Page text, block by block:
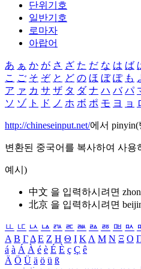
단위기호
일반기호
로마자
아랍어
あ ぁ か が さ ざ た だ な は ば
こ ご そ ぞ と ど の ほ ぼ ぽ も
ア ァ カ サ ザ タ ダ ナ ハ バ パ
ソ ゾ ト ド ノ ホ ボ ポ モ ヨ ョ
http://chineseinput.net/에서
변환된 중국어를 복사하여 사용
예시)
中文 을 입력하시려면
北京 을 입력하시려면
ㅥ ㅦ ㅧ ㅨ ㅩ ㅪ ㅫ ㅬ ㅭ ㅮ ㅯ
Α Β ΓΔ Ε Ζ Η Θ Ι ΚΛ Μ Ν Ξ Ο
á à Á À é è É È ç Ç ê
Ä Ö Ü ä ö ü ß